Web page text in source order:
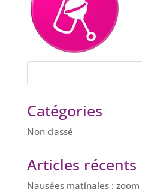
Catégories
Non classé
Articles récents
Nausées matinales :